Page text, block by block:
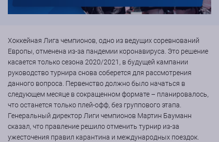
Хоккейная Лига чемпионов, одно из ведущих соревнований
Европы, отменена из-за пандемии коронавируса. Это решение
касается только сезона 2020/2021, в будущей кампании
руководство турнира снова соберется для рассмотрения
данного вопроса. Первенство должно было начаться в
следующем месяце в сокращенном формате – планировалось,
что останется только плей-офф, без группового этапа.
Генеральный директор Лиги чемпионов Мартин Бауманн
сказал, что правление решило отменить турнир из-за
ужесточения правил карантина и международных поездок.